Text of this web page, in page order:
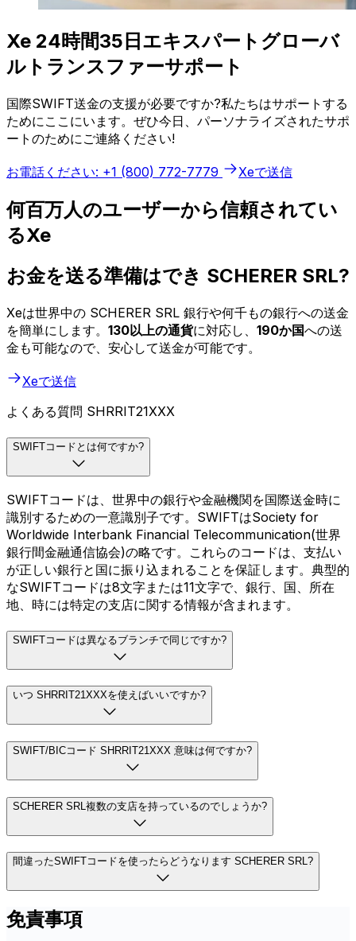
Xe 24時間35日エキスパートグローバ
ルトランスファーサポート
国際SWIFT送金の支援が必要ですか?私たちはサポートする
ためにここにいます。ぜひ今日、パーソナライズされたサポ
ートのためにご連絡ください!
お電話ください: +1 (800) 772-7779 Xeで送信
何百万人のユーザーから信頼されてい
るXe
お金を送る準備はでき SCHERER SRL?
Xeは世界中の SCHERER SRL 銀行や何千もの銀行への送金
を簡単にします。 130以上の通貨に対応し、 190か国への送
金も可能なので、安心して送金が可能です。
Xeで送信
よくある質問 SHRRIT21XXX
SWIFTコードとは何ですか?
SWIFTコードは、世界中の銀行や金融機関を国際送金時に
識別するための一意識別子です。SWIFTはSociety for
Worldwide Interbank Financial Telecommunication(世界
銀行間金融通信協会)の略です。これらのコードは、支払い
が正しい銀行と国に振り込まれることを保証します。典型的
なSWIFTコードは8文字または11文字で、銀行、国、所在
地、時には特定の支店に関する情報が含まれます。
SWIFTコードは異なるブランチで同じですか?
いつ SHRRIT21XXXを使えばいいですか?
SWIFT/BICコード SHRRIT21XXX 意味は何ですか?
SCHERER SRL複数の支店を持っているのでしょうか?
間違ったSWIFTコードを使ったらどうなります SCHERER SRL?
免責事項